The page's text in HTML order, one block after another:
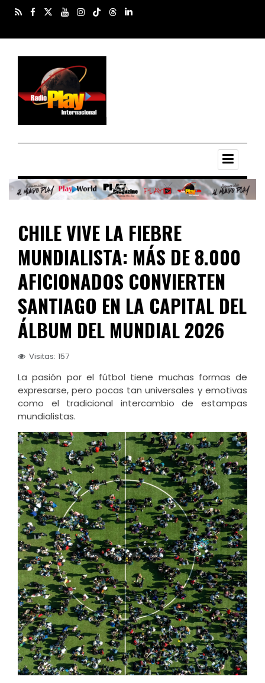
CHILE VIVE LA FIEBRE
MUNDIALISTA: MÁS DE 8.000
AFICIONADOS CONVIERTEN
SANTIAGO EN LA CAPITAL DEL
ÁLBUM DEL MUNDIAL 2026
Visitas: 157
La pasión por el fútbol tiene muchas formas de
expresarse, pero pocas tan universales y emotivas
como el tradicional intercambio de estampas
mundialistas.